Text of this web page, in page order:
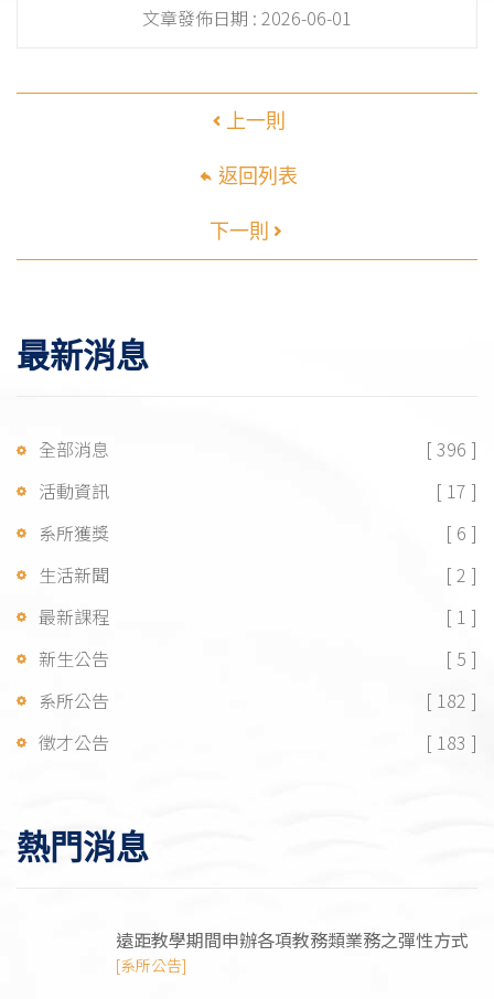
文章發佈日期 : 2026-06-01
上一則
返回列表
下一則
最新消息
全部消息
[ 396 ]
活動資訊
[ 17 ]
系所獲獎
[ 6 ]
生活新聞
[ 2 ]
最新課程
[ 1 ]
新生公告
[ 5 ]
系所公告
[ 182 ]
徵才公告
[ 183 ]
熱門消息
遠距教學期間申辦各項教務類業務之彈性方式
[系所公告]